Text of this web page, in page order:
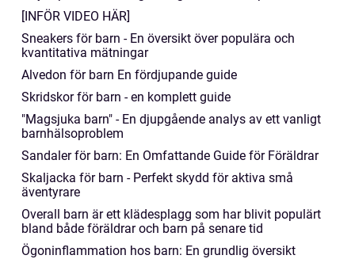
[INFÖR VIDEO HÄR]
Sneakers för barn - En översikt över populära och
kvantitativa mätningar
Alvedon för barn En fördjupande guide
Skridskor för barn - en komplett guide
"Magsjuka barn" - En djupgående analys av ett vanligt
barnhälsoproblem
Sandaler för barn: En Omfattande Guide för Föräldrar
Skaljacka för barn - Perfekt skydd för aktiva små
äventyrare
Overall barn är ett klädesplagg som har blivit populärt
bland både föräldrar och barn på senare tid
Ögoninflammation hos barn: En grundlig översikt